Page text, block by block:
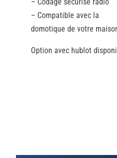
– Compatible avec la
domotique de votre
Option avec hublot